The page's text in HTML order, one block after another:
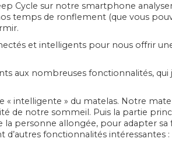
Cycle sur notre smartphone
temps de ronflement (que vous
et intelligents pour nous offrir
aux nombreuses fonctionnalités, qui
intelligente » du matelas. Notre
de notre sommeil. Puis la partie
personne allongée, pour adapter sa
d’autres fonctionnalités intéressantes